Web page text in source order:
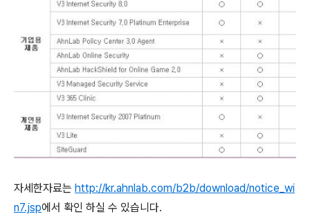
자세한자료는 http://kr.ahnlab.com/b2b/download/notice_wi
n7.jsp에서 확인 하실 수 있습니다.